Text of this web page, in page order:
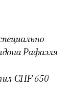
Рафаэля
CHF 650